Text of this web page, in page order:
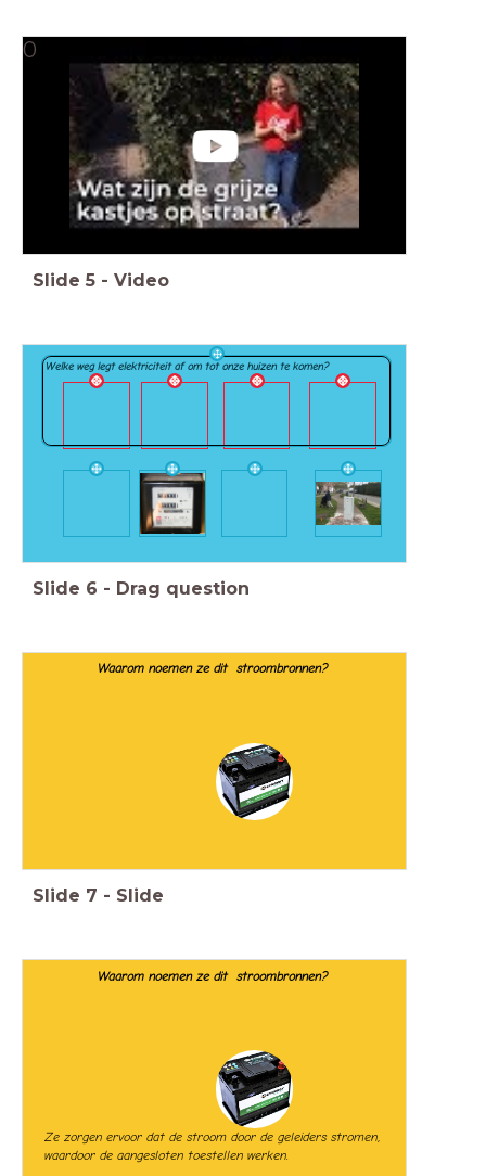
0
Slide 5 - Video
Welke weg legt elektriciteit af om tot onze huizen te komen?
Slide 6 - Drag question
Waarom noemen ze dit stroombronnen?
Slide 7 - Slide
Waarom noemen ze dit stroombronnen?
Ze zorgen ervoor dat de stroom door de geleiders stromen,
waardoor de aangesloten toestellen werken.